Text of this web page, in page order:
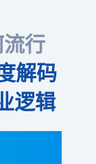
行
解码
逻辑